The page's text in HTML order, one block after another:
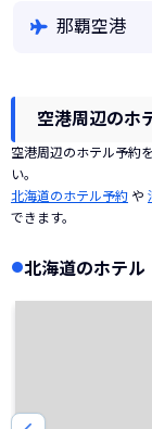
那覇空港
空港周辺のホ
空港周辺のホテル予約
い。
北海道のホテル予約 や
できます。
北海道のホテル